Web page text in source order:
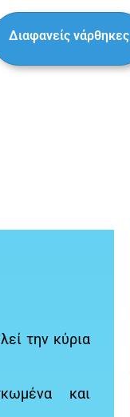
Διαφανείς νάρθηκες
την κύρια
και